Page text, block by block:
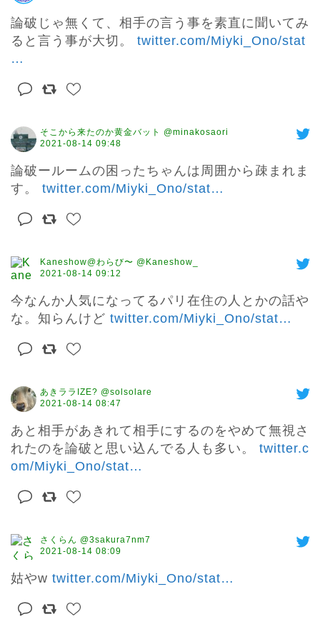
論破じゃ無くて、相手の言う事を素直に聞いてみ
ると言う事が大切。 twitter.com/Miyki_Ono/stat
…
そこから来たのか黄金バット @minakosaori
2021-08-14 09:48
論破ールームの困ったちゃんは周囲から疎まれま
す。 twitter.com/Miyki_Ono/stat…
Kaneshow@わらび〜 @Kaneshow_
2021-08-14 09:12
今なんか人気になってるパリ在住の人とかの話や
な。知らんけど twitter.com/Miyki_Ono/stat…
あきララIZE? @solsolare
2021-08-14 08:47
あと相手があきれて相手にするのをやめて無視さ
れたのを論破と思い込んでる人も多い。 twitter.c
om/Miyki_Ono/stat…
さくらん @3sakura7nm7
2021-08-14 08:09
姑やw twitter.com/Miyki_Ono/stat…